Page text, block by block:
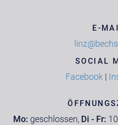
E-
SOCIAL
Facebook |
Mo: geschlossen, Di - Fr: